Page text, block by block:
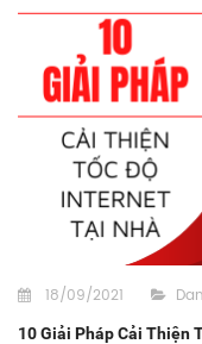
18/09/2021
10 Giải Pháp Cải Thiện